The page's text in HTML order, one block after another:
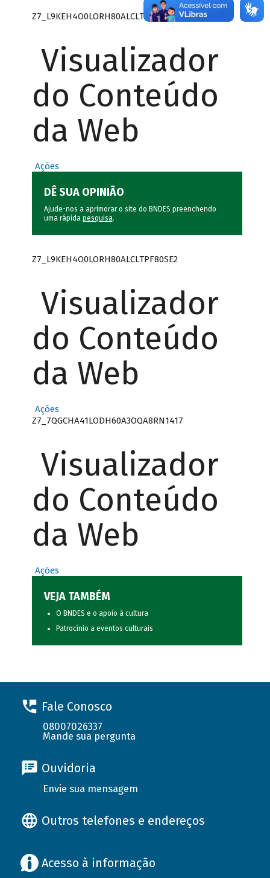
Z7_L9KEH4O0LORH80ALCLTPF80SE0
Visualizador
do Conteúdo
da Web
Ações
DÊ SUA OPINIÃO
Ajude-nos a aprimorar o site do BNDES preenchendo
uma rápida pesquisa.
Z7_L9KEH4O0LORH80ALCLTPF80SE2
Visualizador
do Conteúdo
da Web
Ações
Z7_7QGCHA41LODH60A3OQA8RN1417
Visualizador
do Conteúdo
da Web
Ações
VEJA TAMBÉM
O BNDES e o apoio à cultura
Patrocínio a eventos culturais
Fale Conosco
08007026337
Mande sua pergunta
Ouvidoria
Envie sua mensagem
Outros telefones e endereços
Acesso à informação